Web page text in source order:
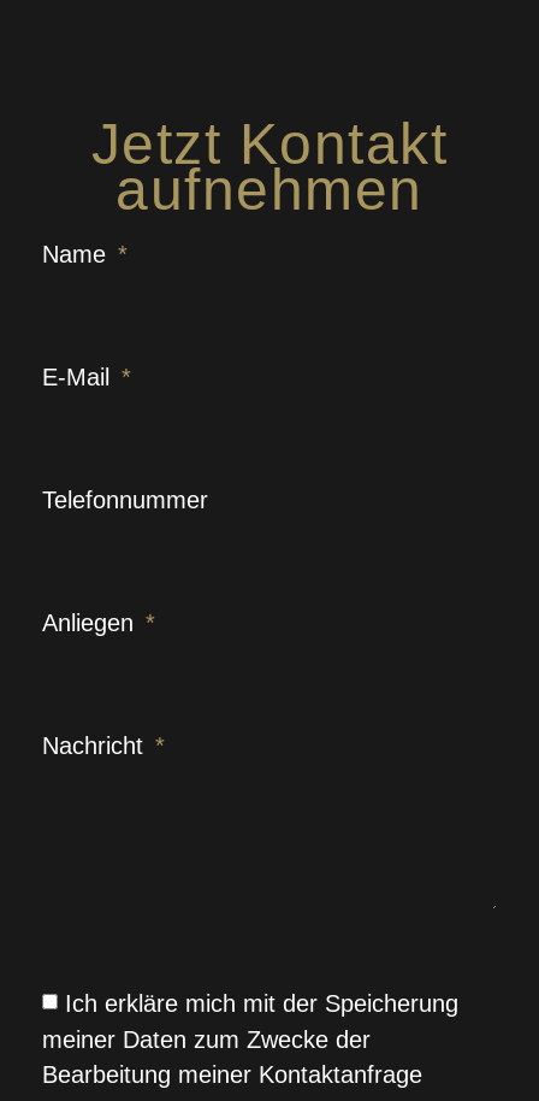
Jetzt Kontakt
aufnehmen
Name
E-Mail
Telefonnummer
Anliegen
Nachricht
Ich erkläre mich mit der Speicherung
meiner Daten zum Zwecke der
Bearbeitung meiner Kontaktanfrage